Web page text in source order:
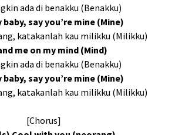
ada di benakku (Benakku)
baby, say you’re mine (Mine)
katakanlah kau milikku (Milikku)
me on my mind (Mind)
ada di benakku (Benakku)
baby, say you’re mine (Mine)
katakanlah kau milikku (Milikku)
[Chorus]